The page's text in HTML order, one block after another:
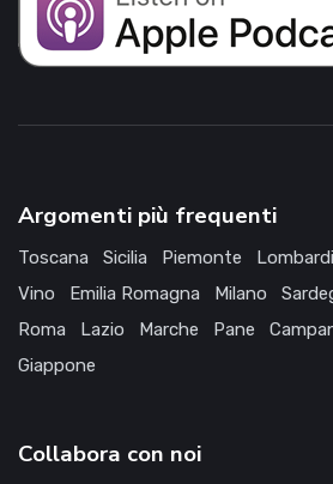
Argomenti più frequenti
Toscana Sicilia Piemonte
Vino
Emilia Romagna Milano
Roma
Lazio Marche Pane
Giappone
Collabora con noi